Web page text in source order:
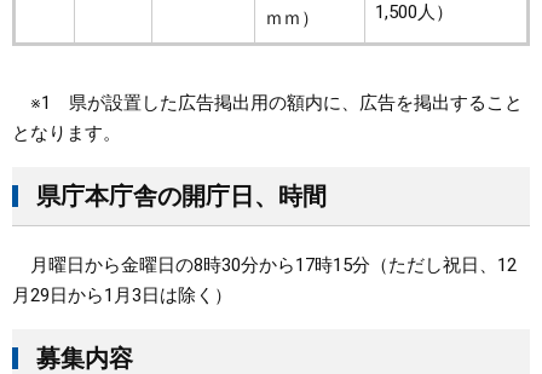
ｍｍ）
1,500人）
※1 県が設置した広告掲出用の額内に、広告を掲出すること
となります。
県庁本庁舎の開庁日、時間
月曜日から金曜日の8時30分から17時15分（ただし祝日、12
月29日から1月3日は除く）
募集内容